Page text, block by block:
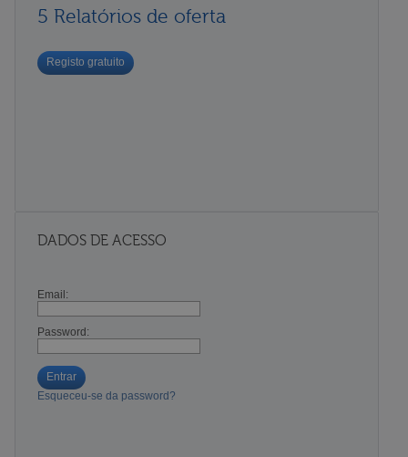
5 Relatórios de oferta
Registo gratuito
DADOS DE ACESSO
Email:
Password:
Entrar
Esqueceu-se da password?